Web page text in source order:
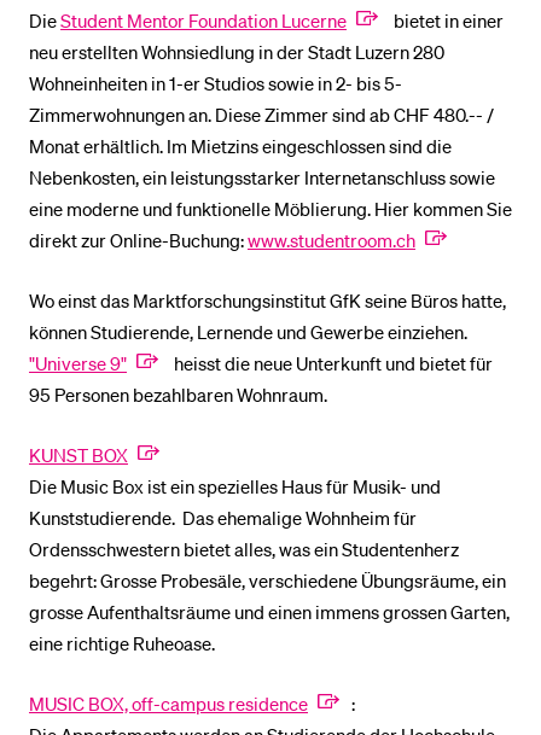
DieStudent Mentor Foundation Lucerne
bietet in einer
neu erstellten Wohnsiedlung in der Stadt Luzern 280
Wohneinheiten in 1-er Studios sowie in 2- bis 5-
Zimmerwohnungen an. Diese Zimmer sind ab CHF 480.-- /
Monat erhältlich. Im Mietzins eingeschlossen sind die
Nebenkosten, ein leistungsstarker Internetanschluss sowie
eine moderne und funktionelle Möblierung. Hier kommen Sie
direkt zur Online-Buchung:www.studentroom.ch
Wo einst das Marktforschungsinstitut GfK seine Büros hatte,
können Studierende, Lernende und Gewerbe einziehen.
"Universe 9"
heisst die neue Unterkunft und bietet für
95 Personen bezahlbaren Wohnraum.
KUNST BOX
Die Music Box ist ein spezielles Haus für Musik- und
Kunststudierende. Das ehemalige Wohnheim für
Ordensschwestern bietet alles, was ein Studentenherz
begehrt: Grosse Probesäle, verschiedene Übungsräume, ein
grosse Aufenthaltsräume und einen immens grossen Garten,
eine richtige Ruheoase.
MUSIC BOX, off-campus residence
:
Vorlesungsverzeichnis
Bibliothek
Sportangebot
Menuplan Mensa